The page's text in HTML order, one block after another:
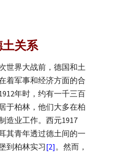
关系
世界大战前，德国和土
着军事和经济方面的合
年时，约有一千三百
于柏林，他们大多在柏
造业工作。西元1917
其青年透过德土间的一
到柏林实习[2]。然而，